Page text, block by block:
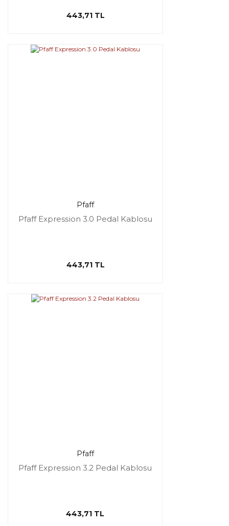
443,71 TL
Pfaff
Pfaff Expression 3.0 Pedal Kablosu
443,71 TL
Pfaff
Pfaff Expression 3.2 Pedal Kablosu
443,71 TL